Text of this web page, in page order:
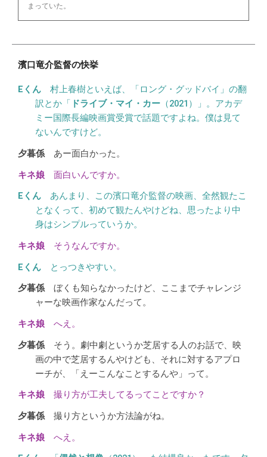
まっていた。
濱口竜介監督の快挙
村上春樹といえば、「ロング・グッドバイ」の翻
訳とか「
ドライブ・マイ・カー （2021）」。アカデ
ミー国際長編映画賞受賞で話題ですよね。僕は見て
ないんですけど。
あー面白かった。
面白いんですか。
あんまり、この濱口竜介監督の映画、全然観たこ
となくって、初めて観たんやけどね、思ったより中
身はシンプルっていうか。
そうなんですか。
とっつきやすい。
ぼくも知らなかったけど、ここまでチャレンジ
ャーな映画作家なんだって。
へえ。
そう。劇中劇というか芝居する人のお話で、映
画の中で芝居するんやけども、それに対するアプロ
ーチが、「えーこんなことするんや」って。
撮り方が工夫してるってことですか？
撮り方というか方法論がね。
へえ。